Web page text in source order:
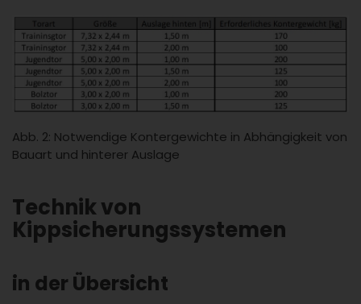
Abb. 2: Notwendige Kontergewichte in Abhängigkeit von
Bauart und hinterer Auslage
Technik von
Kippsicherungssystemen
in der Übersicht